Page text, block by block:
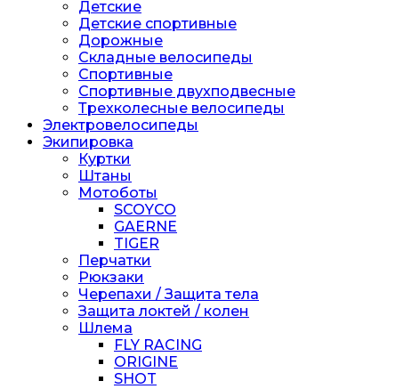
Детские
Детские спортивные
Дорожные
Складные велосипеды
Спортивные
Спортивные двухподвесные
Трехколесные велосипеды
Электровелосипеды
Экипировка
Куртки
Штаны
Мотоботы
SCOYCO
GAERNE
TIGER
Перчатки
Рюкзаки
Черепахи / Защита тела
Защита локтей / колен
Шлема
FLY RACING
ORIGINE
SHOT